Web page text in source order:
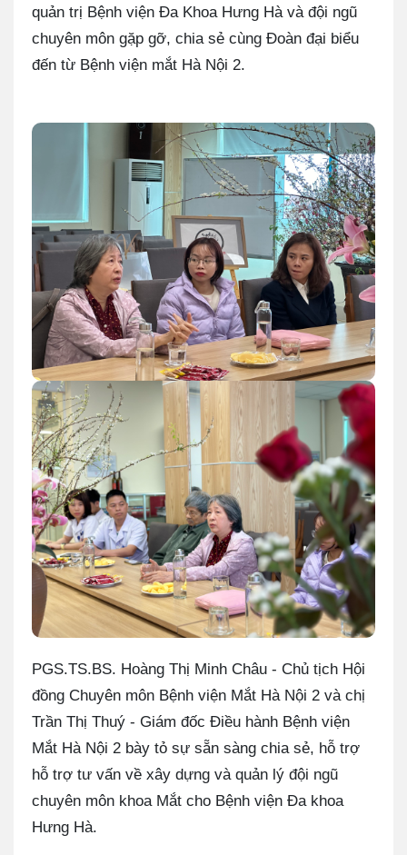
quản trị Bệnh viện Đa Khoa Hưng Hà và đội ngũ
chuyên môn gặp gỡ, chia sẻ cùng Đoàn đại biểu
đến từ Bệnh viện mắt Hà Nội 2.
PGS.TS.BS. Hoàng Thị Minh Châu - Chủ tịch Hội
đồng Chuyên môn Bệnh viện Mắt Hà Nội 2 và chị
Trần Thị Thuý - Giám đốc Điều hành Bệnh viện
Mắt Hà Nội 2 bày tỏ sự sẵn sàng chia sẻ, hỗ trợ
hỗ trợ tư vấn về xây dựng và quản lý đội ngũ
chuyên môn khoa Mắt cho Bệnh viện Đa khoa
Hưng Hà.